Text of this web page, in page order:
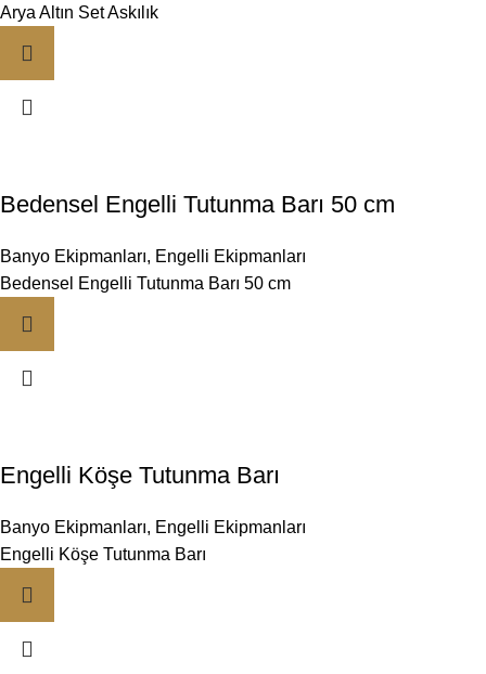
Arya Altın Set Askılık
Bedensel Engelli Tutunma Barı 50 cm
Banyo Ekipmanları, Engelli Ekipmanları
Bedensel Engelli Tutunma Barı 50 cm
Engelli Köşe Tutunma Barı
Banyo Ekipmanları, Engelli Ekipmanları
Engelli Köşe Tutunma Barı